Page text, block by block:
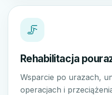
🦵
Rehabilitacja
Wsparcie po urazach,
operacjach i